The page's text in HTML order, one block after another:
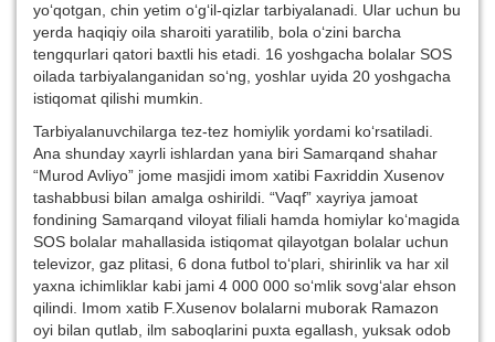
yo‘qotgan, chin yetim o‘g‘il-qizlar tarbiyalanadi. Ular uchun bu
yerda haqiqiy oila sharoiti yaratilib, bola o‘zini barcha
tengqurlari qatori baxtli his etadi. 16 yoshgacha bolalar SOS
oilada tarbiyalanganidan so‘ng, yoshlar uyida 20 yoshgacha
istiqomat qilishi mumkin.
Tarbiyalanuvchilarga tez-tez homiylik yordami ko‘rsatiladi.
Ana shunday xayrli ishlardan yana biri Samarqand shahar
“Murod Avliyo” jome masjidi imom xatibi Faxriddin Xusenov
tashabbusi bilan amalga oshirildi. “Vaqf” xayriya jamoat
fondining Samarqand viloyat filiali hamda homiylar ko‘magida
SOS bolalar mahallasida istiqomat qilayotgan bolalar uchun
televizor, gaz plitasi, 6 dona futbol to‘plari, shirinlik va har xil
yaxna ichimliklar kabi jami 4 000 000 so‘mlik sovg‘alar ehson
qilindi. Imom xatib F.Xusenov bolalarni muborak Ramazon
oyi bilan qutlab, ilm saboqlarini puxta egallash, yuksak odob